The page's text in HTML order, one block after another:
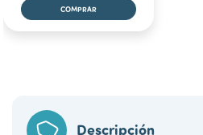
Descripción